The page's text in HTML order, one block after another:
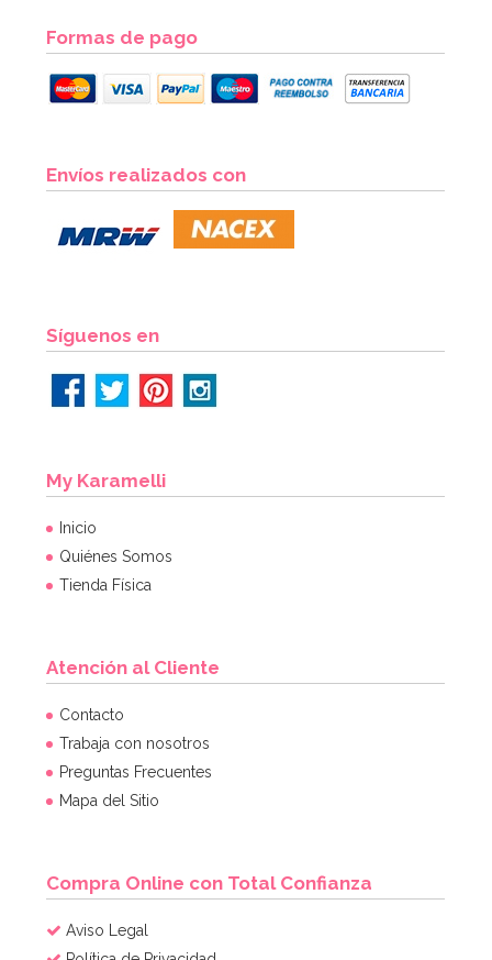
7,25€
Formas de pago
Envíos realizados con
Síguenos en
My Karamelli
Inicio
Quiénes Somos
Tienda Física
Atención al Cliente
Contacto
Trabaja con nosotros
Preguntas Frecuentes
Mapa del Sitio
Compra Online con Total Confianza
Aviso Legal